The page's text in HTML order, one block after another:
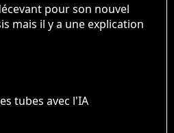
pour son nouvel
mais il y a une explication
tubes avec l'IA